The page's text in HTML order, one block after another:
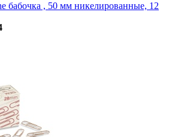
бабочка , 50 мм никелированные, 12